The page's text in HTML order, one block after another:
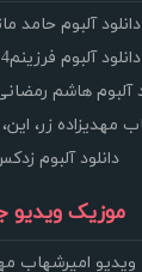
دانلود آلبوم حامد
دانلود آلبوم فرزینم4 ای ام 4
آلبوم هاشم
مهدیزاده زر،
دانلود آلبوم زدکس
موزیک ویدیو
ویدیو امیرشهاب